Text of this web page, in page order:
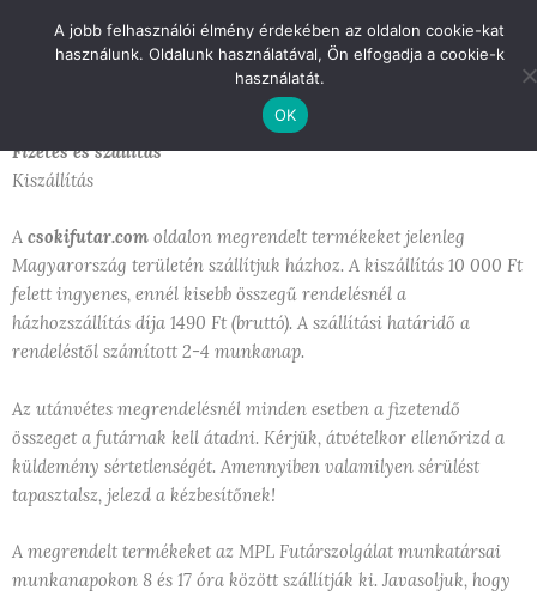
Fizetés és szállítás
Kiszállítás
A csokifutar.com oldalon megrendelt termékeket jelenleg
Magyarország területén szállítjuk házhoz. A kiszállítás 10 000 Ft
felett ingyenes, ennél kisebb összegű rendelésnél a
házhozszállítás díja 1490 Ft (bruttó). A szállítási határidő a
rendeléstől számított 2-4 munkanap.
Az utánvétes megrendelésnél minden esetben a fizetendő
összeget a futárnak kell átadni. Kérjük, átvételkor ellenőrizd a
küldemény sértetlenségét. Amennyiben valamilyen sérülést
tapasztalsz, jelezd a kézbesítőnek!
A megrendelt termékeket az MPL Futárszolgálat munkatársai
munkanapokon 8 és 17 óra között szállítják ki. Javasoljuk, hogy
A jobb felhasználói élmény érdekében az oldalon cookie-kat
használunk. Oldalunk használatával, Ön elfogadja a cookie-k
használatát.
OK